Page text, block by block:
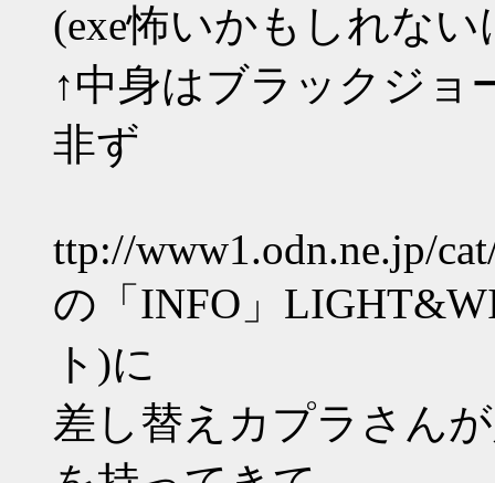
(exe怖いかもしれな
↑中身はブラックジョ
非ず
ttp://www1.odn.ne.jp/
の「INFO」
ト)に
差し替えカプラさん